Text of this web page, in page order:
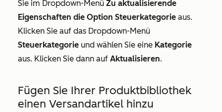
Sie im Dropdown-Menü Zu aktualisierende
Eigenschaften die Option Steuerkategorie aus.
Klicken Sie auf das Dropdown-Menü
Steuerkategorie und wählen Sie eine Kategorie
aus. Klicken Sie dann auf Aktualisieren.
Fügen Sie Ihrer Produktbibliothek
einen Versandartikel hinzu